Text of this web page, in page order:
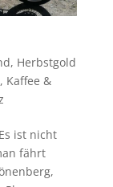
, Herbstgold
, Kaffee &
ist nicht
fährt